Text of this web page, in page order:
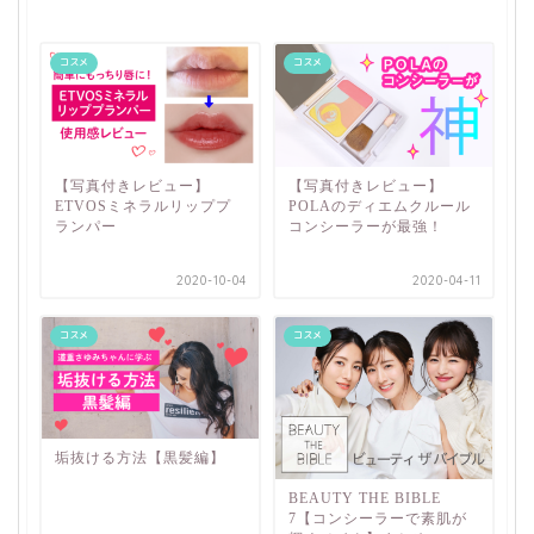
コスメ
【写真付きレビュー】
ETVOSミネラルリッププ
ランパー
2020-10-04
コスメ
【写真付きレビュー】
POLAのディエムクルール
コンシーラーが最強！
2020-04-11
コスメ
垢抜ける方法【黒髪編】
コスメ
BEAUTY THE BIBLE
7【コンシーラーで素肌が